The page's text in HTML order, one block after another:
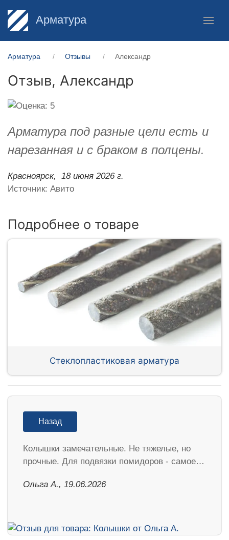
Арматура
Арматура Отзывы Александр
Отзыв, Александр
Арматура под разные цели есть и
нарезанная и с браком в полцены.
Красноярск,
18 июня 2026 г.
Источник: Авито
Подробнее о товаре
Стеклопластиковая арматура
Назад
Колышки замечательные. Не тяжелые, но
прочные. Для подвязки помидоров - самое…
Ольга А., 19.06.2026